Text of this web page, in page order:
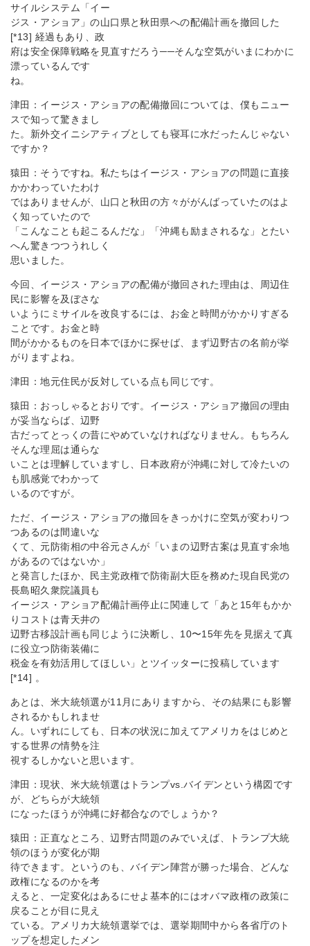
サイルシステム「イー
ジス・アショア」の山口県と秋田県への配備計画を撤回した
[*13] 経過もあり、政
府は安全保障戦略を見直すだろう──そんな空気がいまにわかに
漂っているんです
ね。
津田：イージス・アショアの配備撤回については、僕もニュー
スで知って驚きまし
た。新外交イニシアティブとしても寝耳に水だったんじゃない
ですか？
猿田：そうですね。私たちはイージス・アショアの問題に直接
かかわっていたわけ
ではありませんが、山口と秋田の方々ががんばっていたのはよ
く知っていたので
「こんなことも起こるんだな」「沖縄も励まされるな」とたい
へん驚きつつうれしく
思いました。
今回、イージス・アショアの配備が撤回された理由は、周辺住
民に影響を及ぼさな
いようにミサイルを改良するには、お金と時間がかかりすぎる
ことです。お金と時
間がかかるものを日本でほかに探せば、まず辺野古の名前が挙
がりますよね。
津田：地元住民が反対している点も同じです。
猿田：おっしゃるとおりです。イージス・アショア撤回の理由
が妥当ならば、辺野
古だってとっくの昔にやめていなければなりません。もちろん
そんな理屈は通らな
いことは理解していますし、日本政府が沖縄に対して冷たいの
も肌感覚でわかって
いるのですが。
ただ、イージス・アショアの撤回をきっかけに空気が変わりつ
つあるのは間違いな
くて、元防衛相の中谷元さんが「いまの辺野古案は見直す余地
があるのではないか」
と発言したほか、民主党政権で防衛副大臣を務めた現自民党の
長島昭久衆院議員も
イージス・アショア配備計画停止に関連して「あと15年もかか
りコストは青天井の
辺野古移設計画も同じように決断し、10〜15年先を見据えて真
に役立つ防衛装備に
税金を有効活用してほしい」とツイッターに投稿しています
[*14] 。
あとは、米大統領選が11月にありますから、その結果にも影響
されるかもしれませ
ん。いずれにしても、日本の状況に加えてアメリカをはじめと
する世界の情勢を注
視するしかないと思います。
津田：現状、米大統領選はトランプvs.バイデンという構図です
が、どちらが大統領
になったほうが沖縄に好都合なのでしょうか？
猿田：正直なところ、辺野古問題のみでいえば、トランプ大統
領のほうが変化が期
待できます。というのも、バイデン陣営が勝った場合、どんな
政権になるのかを考
えると、一定変化はあるにせよ基本的にはオバマ政権の政策に
戻ることが目に見え
ている。アメリカ大統領選挙では、選挙期間中から各省庁のト
ップを想定したメン